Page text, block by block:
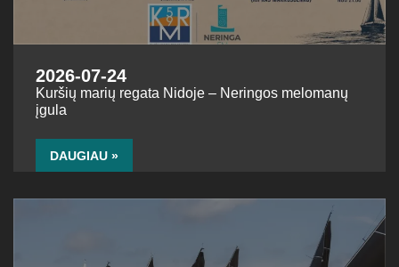
2026-07-24
Kuršių marių regata Nidoje – Neringos melomanų
įgula
DAUGIAU »